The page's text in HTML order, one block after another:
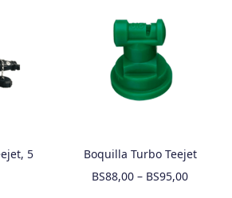
5
Boquilla Turbo Teejet
BS88,00 – BS95,00